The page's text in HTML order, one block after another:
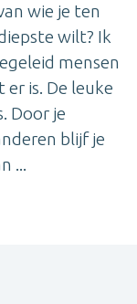
wie je ten
wilt? Ik
mensen
is. De leuke
Door je
blijf je
...